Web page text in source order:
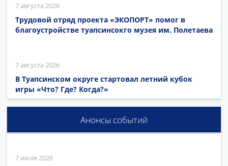
7 августа 2026
Трудовой отряд проекта «ЭКОПОРТ» помог в
благоустройстве туапсинсокго музея им. Полетаева
7 августа 2026
В Туапсинском округе стартовал летний кубок
игры «Что? Где? Когда?»
Анонсы событий
7 июля 2026